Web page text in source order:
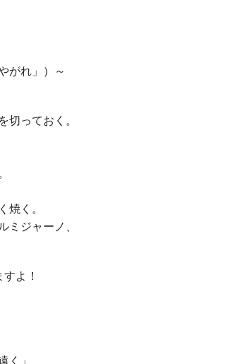
がれ」）～
切っておく。
焼く。
ジャーノ、
よ！
く」